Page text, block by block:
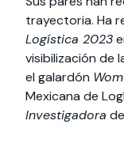
trayectoria. Ha
Logística 2023
visibilización de
el galardón
Mexicana de
Investigadora